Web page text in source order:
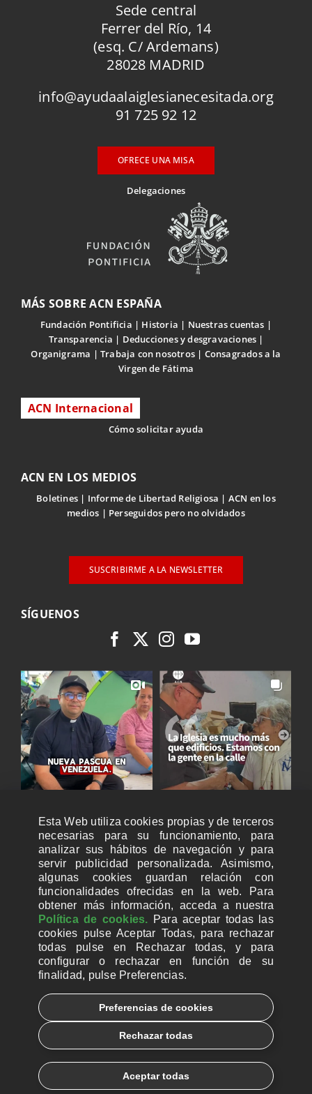
Sede central
Ferrer del Río, 14
(esq. C/ Ardemans)
28028 MADRID
info@ayudaalaiglesianecesitada.org
91 725 92 12
OFRECE UNA MISA
Delegaciones
MÁS SOBRE ACN ESPAÑA
Fundación Pontificia Historia
Nuestras cuentas
Transparencia
Deducciones y desgravaciones
Organigrama
Trabaja con nosotros
Consagrados a la
Virgen de Fátima
ACN Internacional
Cómo solicitar ayuda
ACN EN LOS MEDIOS
Boletines Informe de Libertad Religiosa
ACN en los
medios
Perseguidos pero no olvidados
SUSCRIBIRME A LA NEWSLETTER
SÍGUENOS
CUENTAS BANCARIAS PARA DONAR
Galego
Español
Esta Web utiliza cookies propias y de terceros
necesarias para su funcionamiento, para
analizar sus hábitos de navegación y para
servir publicidad personalizada. Asimismo,
algunas cookies guardan relación con
funcionalidades ofrecidas en la web. Para
obtener más información, acceda a nuestra
Política de cookies. Para aceptar todas las
cookies pulse Aceptar Todas, para rechazar
todas pulse en Rechazar todas, y para
configurar o rechazar en función de su
finalidad, pulse Preferencias.
Preferencias de cookies
Rechazar todas
Aceptar todas